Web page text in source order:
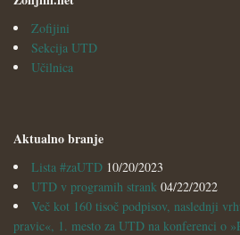
Zofijini
Sekcija UTD
Učilnica
Aktualno branje
Lista #zaUTD 10/20/2023
UTD v programih strank 04/22/2022
Več kot 160 tisoč podpisov, naslednji
pravic«, 1. mesto za UTD na konferenci o